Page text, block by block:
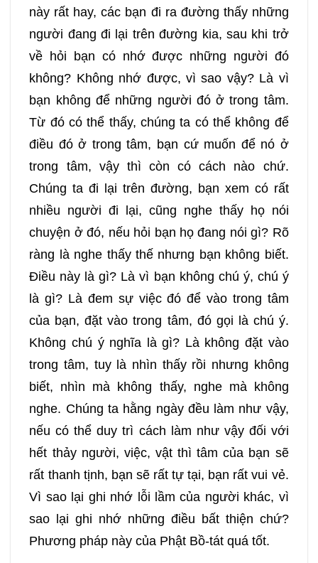
này rất hay, các bạn đi ra đường thấy những
người đang đi lại trên đường kia, sau khi trở
về hỏi bạn có nhớ được những người đó
không? Không nhớ được, vì sao vậy? Là vì
bạn không để những người đó ở trong tâm.
Từ đó có thể thấy, chúng ta có thể không để
điều đó ở trong tâm, bạn cứ muốn để nó ở
trong tâm, vậy thì còn có cách nào chứ.
Chúng ta đi lại trên đường, bạn xem có rất
nhiều người đi lại, cũng nghe thấy họ nói
chuyện ở đó, nếu hỏi bạn họ đang nói gì? Rõ
ràng là nghe thấy thế nhưng bạn không biết.
Điều này là gì? Là vì bạn không chú ý, chú ý
là gì? Là đem sự việc đó để vào trong tâm
của bạn, đặt vào trong tâm, đó gọi là chú ý.
Không chú ý nghĩa là gì? Là không đặt vào
trong tâm, tuy là nhìn thấy rồi nhưng không
biết, nhìn mà không thấy, nghe mà không
nghe. Chúng ta hằng ngày đều làm như vậy,
nếu có thể duy trì cách làm như vậy đối với
hết thảy người, việc, vật thì tâm của bạn sẽ
rất thanh tịnh, bạn sẽ rất tự tại, bạn rất vui vẻ.
Vì sao lại ghi nhớ lỗi lầm của người khác, vì
sao lại ghi nhớ những điều bất thiện chứ?
Phương pháp này của Phật Bồ-tát quá tốt.